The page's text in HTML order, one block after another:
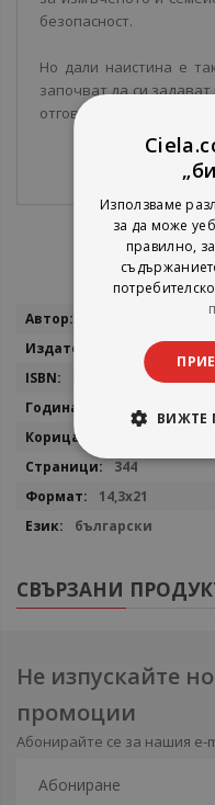
безопасност.
Но дали наистина е
започват да си
отговорите.
Повече
Сиела
9789542837510
344
14,3x21
български
СВЪРЗАНИ
Не изпускайте
промоции
Абонирайте се за нашия e-
Използваме
за да може
правилно,
ВИЖТЕ